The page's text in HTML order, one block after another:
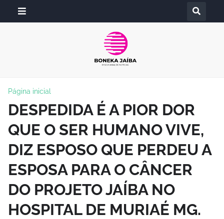
Página inicial
DESPEDIDA É A PIOR DOR
QUE O SER HUMANO VIVE,
DIZ ESPOSO QUE PERDEU A
ESPOSA PARA O CÂNCER
DO PROJETO JAÍBA NO
HOSPITAL DE MURIAÉ MG.